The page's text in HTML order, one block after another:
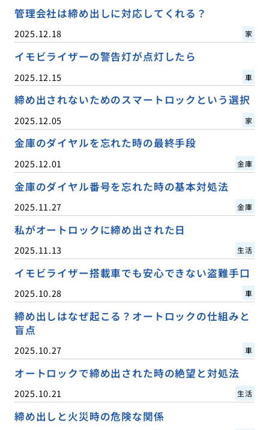
管理会社は締め出しに対応してくれる？
2025.12.18 家
イモビライザーの警告灯が点灯したら
2025.12.15 車
締め出されないためのスマートロックという選択
2025.12.05 家
金庫のダイヤルを忘れた時の最終手段
2025.12.01 金庫
金庫のダイヤル番号を忘れた時の基本対処法
2025.11.27 金庫
私がオートロックに締め出された日
2025.11.13 生活
イモビライザー搭載車でも安心できない盗難手口
2025.10.28 車
締め出しはなぜ起こる？オートロックの仕組みと
盲点
2025.10.27 車
オートロックで締め出された時の絶望と対処法
2025.10.21 生活
締め出しと火災時の危険な関係